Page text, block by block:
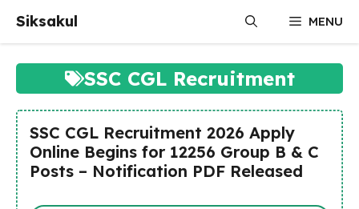
content
Siksakul MENU
SSC CGL Recruitment
SSC CGL Recruitment 2026 Apply
Online Begins for 12256 Group B & C
Posts – Notification PDF Released